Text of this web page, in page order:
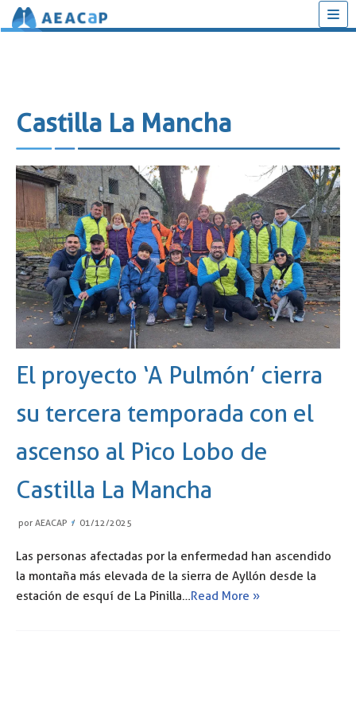
Castilla La Mancha
El proyecto ‘A Pulmón’ cierra
su tercera temporada con el
ascenso al Pico Lobo de
Castilla La Mancha
por AEACAP 01/12/2025
⁠Las personas afectadas por la enfermedad han ascendido
la montaña más elevada de la sierra de Ayllón desde la
estación de esquí de La Pinilla…Read More »